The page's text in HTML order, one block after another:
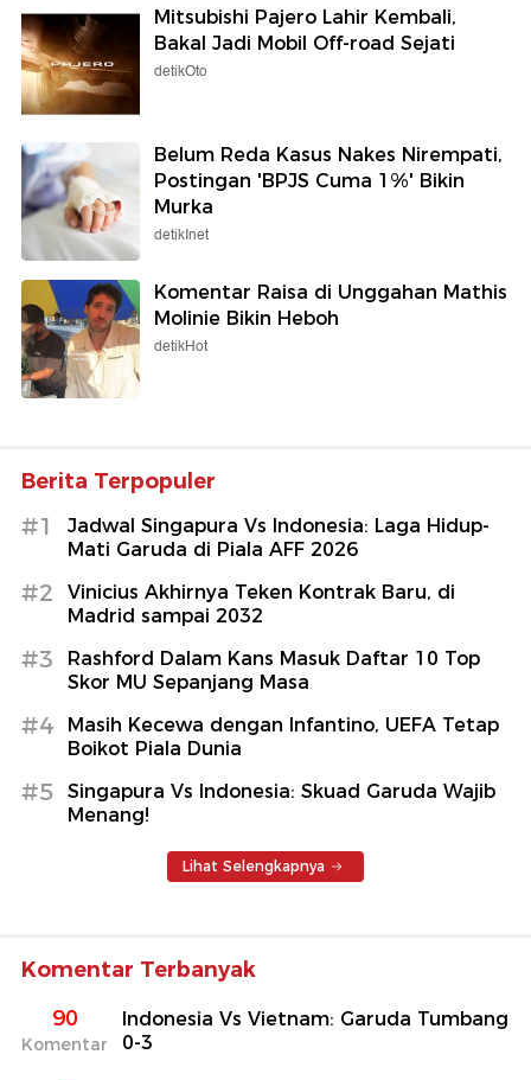
Mitsubishi Pajero Lahir Kembali,
Bakal Jadi Mobil Off-road Sejati
detikOto
Belum Reda Kasus Nakes Nirempati,
Postingan 'BPJS Cuma 1%' Bikin
Murka
detikInet
Komentar Raisa di Unggahan Mathis
Molinie Bikin Heboh
detikHot
Berita Terpopuler
#1
Jadwal Singapura Vs Indonesia: Laga Hidup-
Mati Garuda di Piala AFF 2026
#2
Vinicius Akhirnya Teken Kontrak Baru, di
Madrid sampai 2032
#3
Rashford Dalam Kans Masuk Daftar 10 Top
Skor MU Sepanjang Masa
#4
Masih Kecewa dengan Infantino, UEFA Tetap
Boikot Piala Dunia
#5
Singapura Vs Indonesia: Skuad Garuda Wajib
Menang!
Lihat Selengkapnya
Komentar Terbanyak
90
Komentar
Indonesia Vs Vietnam: Garuda Tumbang
0-3